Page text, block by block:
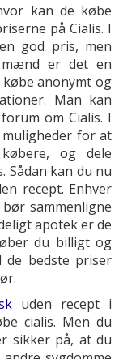
kan de købe
på Cialis. I
god pris, men
mænd er det en
anonymt og
Man kan
om Cialis. I
for at
og dele
Sådan kan du nu
recept. Enhver
sammenligne
apotek er de
du billigt og
de bedste priser
uden recept i
cialis. Men du
sikker på, at du